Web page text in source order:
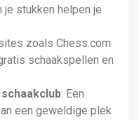
stukken helpen je
zoals Chess.com
schaakspellen en
: Een
een geweldige plek